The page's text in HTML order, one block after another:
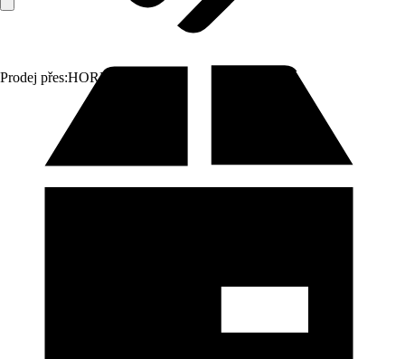
Prodej přes:HORNBACH